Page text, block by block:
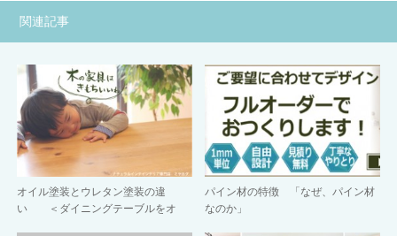
関連記事
オイル塗装とウレタン塗装の違
い ＜ダイニングテーブルをオ
パイン材の特徴 「なぜ、パイン材
なのか」